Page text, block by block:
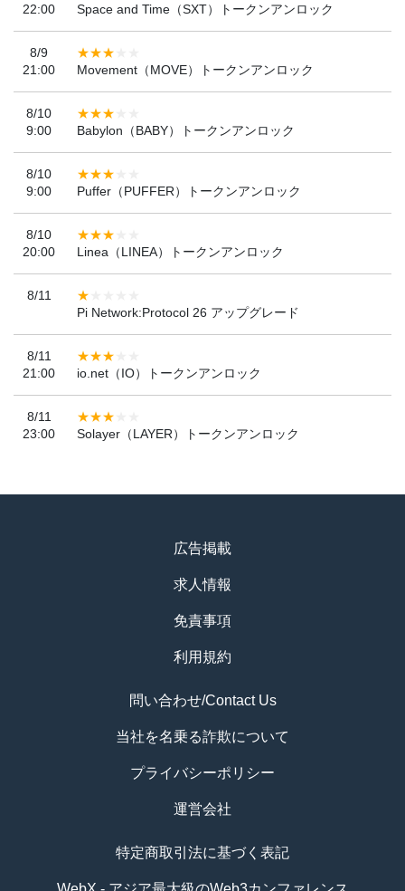
22:00
Space and Time（SXT）トークンアンロック
8/9
21:00
Movement（MOVE）トークンアンロック
8/10
9:00
Babylon（BABY）トークンアンロック
8/10
9:00
Puffer（PUFFER）トークンアンロック
8/10
20:00
Linea（LINEA）トークンアンロック
8/11
Pi Network:Protocol 26 アップグレード
8/11
21:00
io.net（IO）トークンアンロック
8/11
23:00
Solayer（LAYER）トークンアンロック
広告掲載
求人情報
免責事項
利用規約
問い合わせ/Contact Us
当社を名乗る詐欺について
プライバシーポリシー
運営会社
特定商取引法に基づく表記